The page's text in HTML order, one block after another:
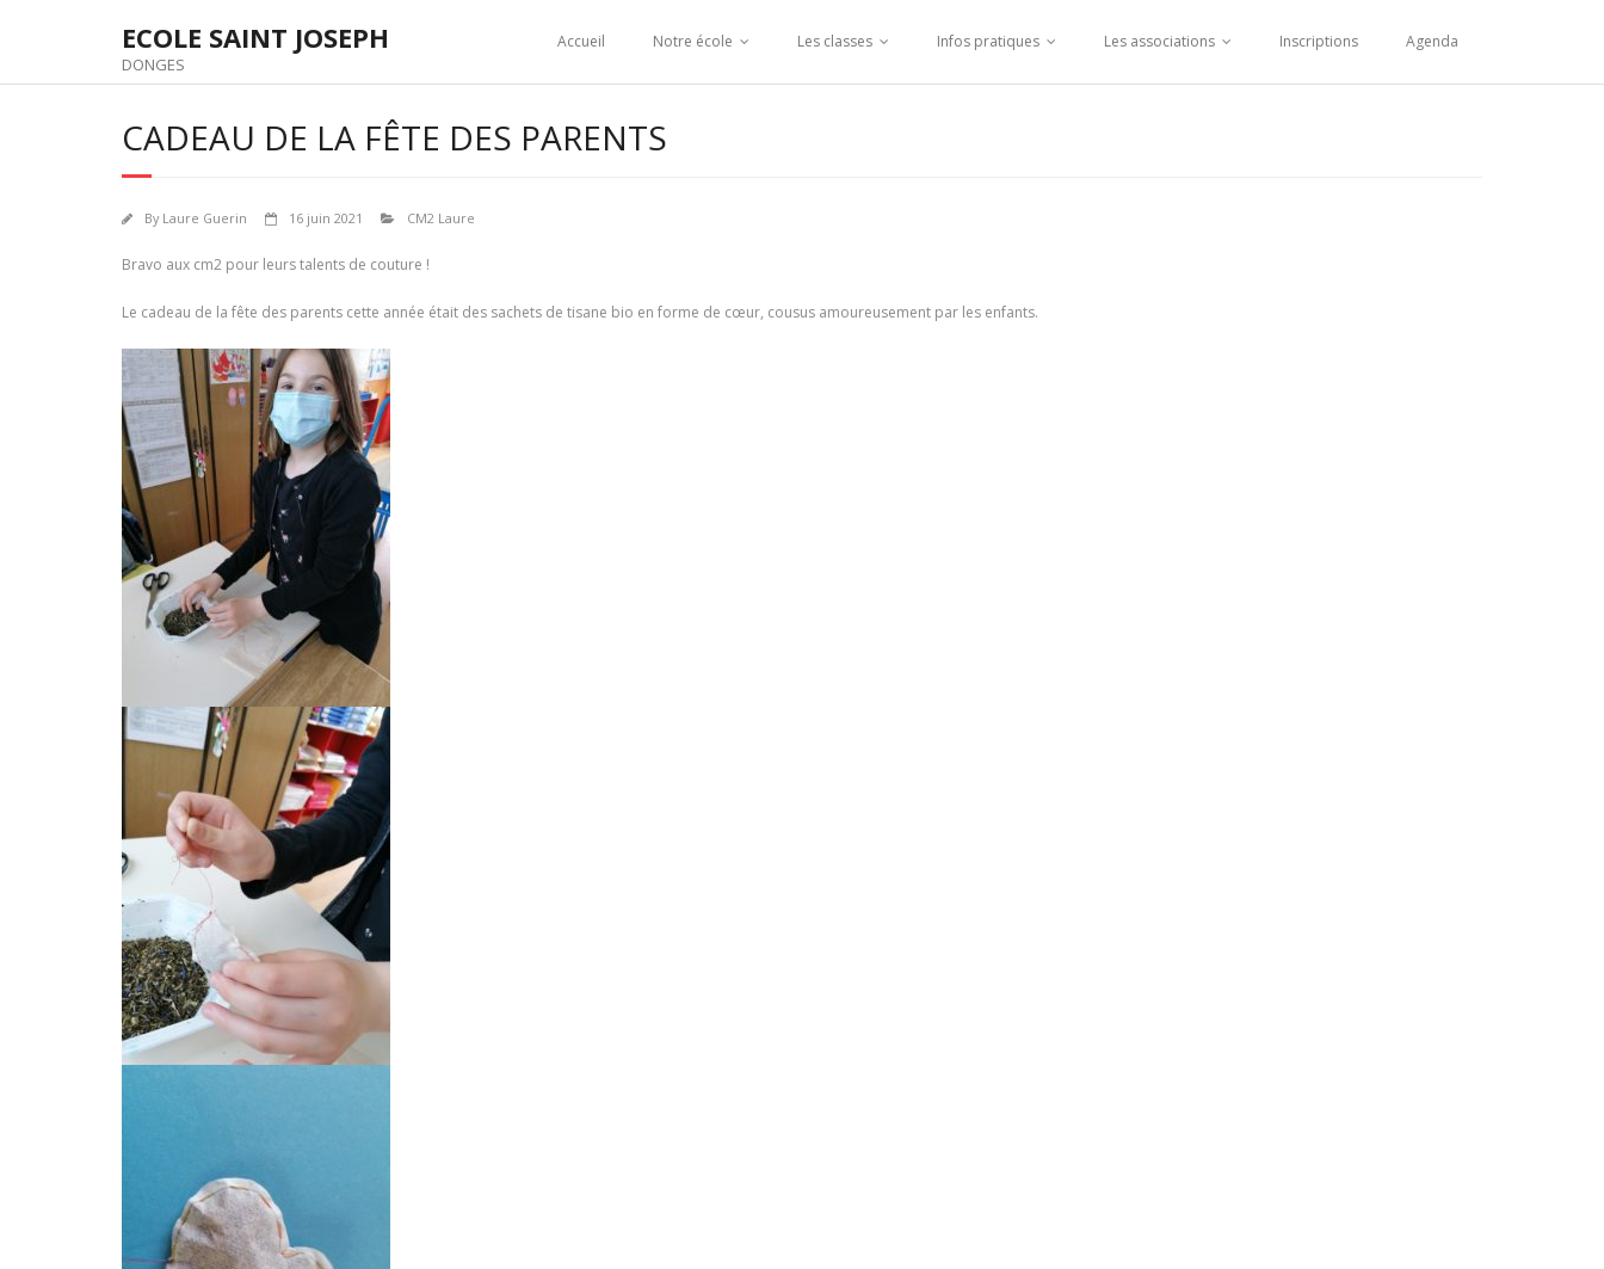
ECOLE SAINT JOSEPH
DONGES
Accueil Notre école Les classes Infos pratiques Les associations Inscriptions Agenda
CADEAU DE LA FÊTE DES PARENTS
By Laure Guerin 16 juin 2021 CM2 Laure
Bravo aux cm2 pour leurs talents de couture !
Le cadeau de la fête des parents cette année était des sachets de tisane bio en forme de cœur, cousus amoureusement par les enfants.